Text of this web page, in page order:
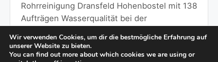
Rohrreinigung Dransfeld Hohenbostel mit 138
Aufträgen Wasserqualität bei der
Wasserqualität und Wasserhärte…
Wir verwenden Cookies, um dir die bestmögliche Erfahrung auf
unserer Website zu bieten.
You can find out more about which cookies we are using or